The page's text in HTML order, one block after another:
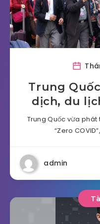
Trung
dịch, du
Trung Quốc vừa
“Zero
admin